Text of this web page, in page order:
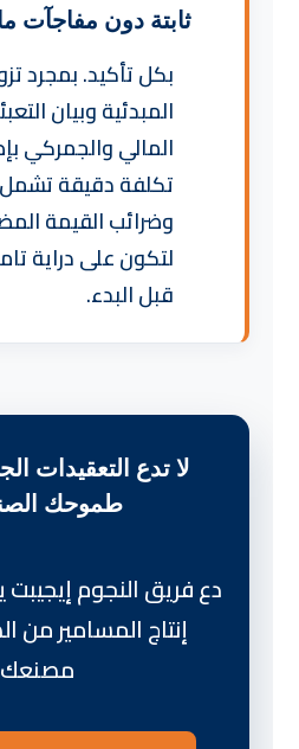
ثابتة دون مفاجآت
بكل تأكيد. بمجرد
المبدئية وبيان
المالي والجمركي
تكلفة دقيقة
لتكون على دراية
قبل البدء.
لا تدع التعقيدات
طموحك
دع فريق النجوم إيجيبت
إنتاج المسامير من